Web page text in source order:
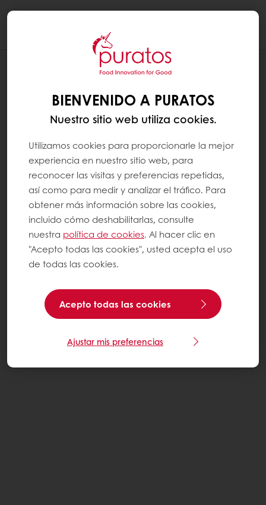
CHOCOLATE EXCEPCIONAL.
BIENVENIDO A PURATOS
Nuestro sitio web utiliza cookies.
Utilizamos cookies para proporcionarle la mejor
experiencia en nuestro sitio web, para
reconocer las visitas y preferencias repetidas,
así como para medir y analizar el tráfico. Para
obtener más información sobre las cookies,
incluido cómo deshabilitarlas, consulte
nuestra política de cookies. Al hacer clic en
"Acepto todas las cookies", usted acepta el uso
de todas las cookies.
Acepto todas las cookies
Ajustar mis preferencias